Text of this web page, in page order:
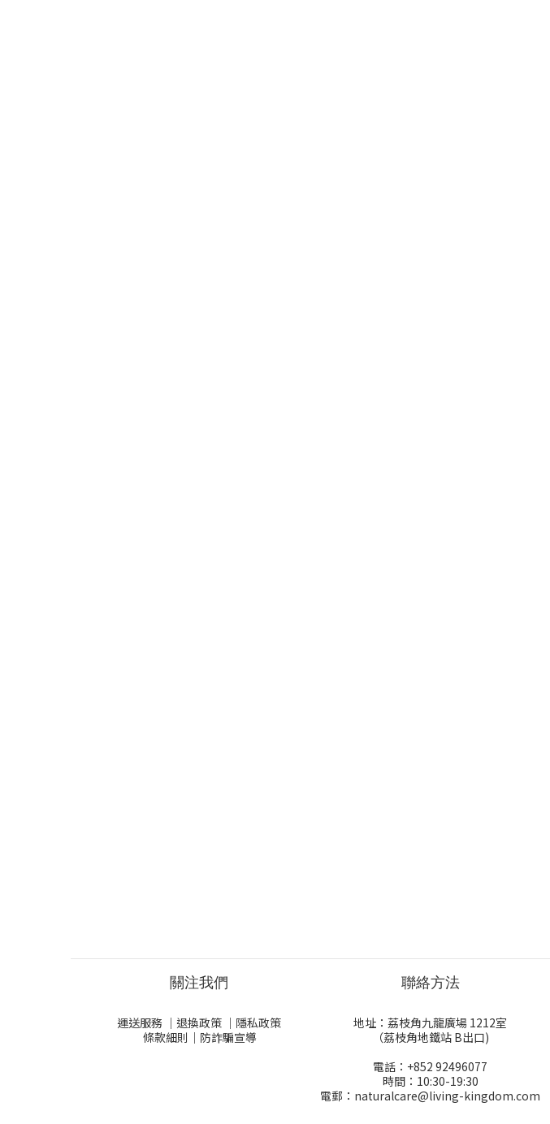
關注我們
運送服務 ｜ 退換政策｜ 隱私政策
條款細則 ｜ 防詐騙宣導
聯絡方法
地址：荔枝角九龍廣場 1212室
（荔枝角地鐵站 B出口)
電話：+852 92496077
時間：10:30-19:30
電郵：naturalcare@living-kingdom.com